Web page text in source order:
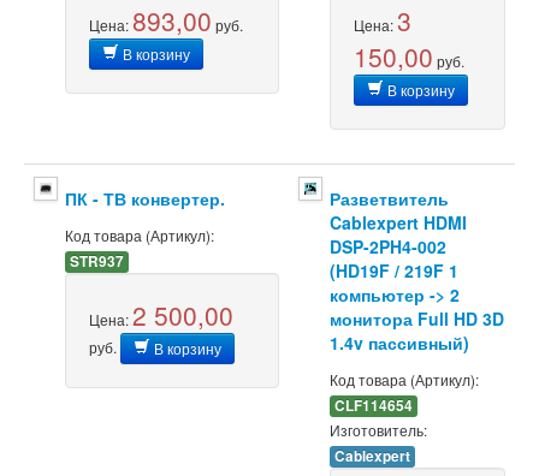
Цена:893,00 руб.
В корзину
Цена:3
150,00 руб.
В корзину
ПК - ТВ конвертер.
Код товара (Артикул):
STR937
Цена: 2 500,00
руб. В корзину
Разветвитель
Cablexpert HDMI
DSP-2PH4-002
(HD19F / 219F 1
компьютер -> 2
монитора Full HD 3D
1.4v пассивный)
Код товара (Артикул):
CLF114654
Изготовитель:
Cablexpert